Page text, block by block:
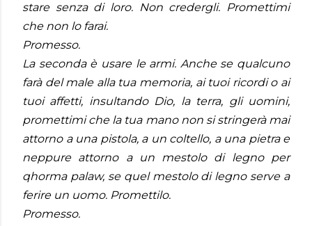
stare senza di loro. Non credergli. Promettimi
che non lo farai.
Promesso.
La seconda è usare le armi. Anche se qualcuno
farà del male alla tua memoria, ai tuoi ricordi o ai
tuoi affetti, insultando Dio, la terra, gli uomini,
promettimi che la tua mano non si stringerà mai
attorno a una pistola, a un coltello, a una pietra e
neppure attorno a un mestolo di legno per
qhorma palaw, se quel mestolo di legno serve a
ferire un uomo. Promettilo.
Promesso.